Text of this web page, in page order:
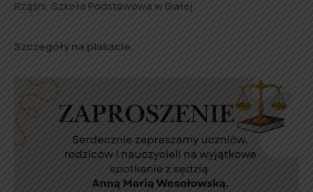
Rząśni, Szkoła Podstawowa w Białej.
Szczegóły na plakacie.